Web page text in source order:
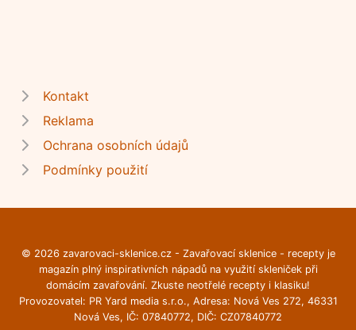
Kontakt
Reklama
Ochrana osobních údajů
Podmínky použití
© 2026 zavarovaci-sklenice.cz - Zavařovací sklenice - recepty je
magazín plný inspirativních nápadů na využití skleniček při
domácím zavařování. Zkuste neotřelé recepty i klasiku!
Provozovatel: PR Yard media s.r.o., Adresa: Nová Ves 272, 46331
Nová Ves, IČ: 07840772, DIČ: CZ07840772